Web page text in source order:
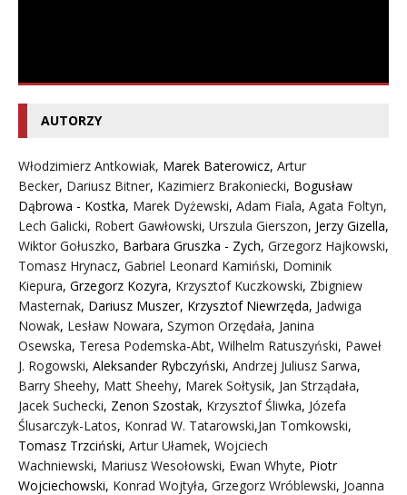
AUTORZY
Włodzimierz Antkowiak, Marek Baterowicz, Artur
Becker, Dariusz Bitner, Kazimierz Brakoniecki, Bogusław
Dąbrowa - Kostka, Marek Dyżewski, Adam Fiala, Agata Foltyn,
Lech Galicki, Robert Gawłowski, Urszula Gierszon, Jerzy Gizella,
Wiktor Gołuszko, Barbara Gruszka - Zych, Grzegorz Hajkowski,
Tomasz Hrynacz, Gabriel Leonard Kamiński, Dominik
Kiepura, Grzegorz Kozyra, Krzysztof Kuczkowski, Zbigniew
Masternak, Dariusz Muszer, Krzysztof Niewrzęda, Jadwiga
Nowak, Lesław Nowara, Szymon Orzędała, Janina
Osewska, Teresa Podemska-Abt, Wilhelm Ratuszyński, Paweł
J. Rogowski, Aleksander Rybczyński, Andrzej Juliusz Sarwa,
Barry Sheehy, Matt Sheehy, Marek Sołtysik, Jan Strządała,
Jacek Suchecki, Zenon Szostak, Krzysztof Śliwka, Józefa
Ślusarczyk-Latos, Konrad W. Tatarowski,Jan Tomkowski,
Tomasz Trzciński, Artur Ułamek, Wojciech
Wachniewski, Mariusz Wesołowski, Ewan Whyte, Piotr
Wojciechowski, Konrad Wojtyła, Grzegorz Wróblewski, Joanna